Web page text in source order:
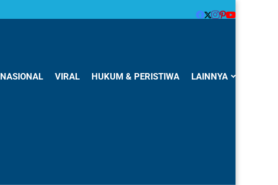
NASIONAL VIRAL HUKUM & PERISTIWA LAINNYA